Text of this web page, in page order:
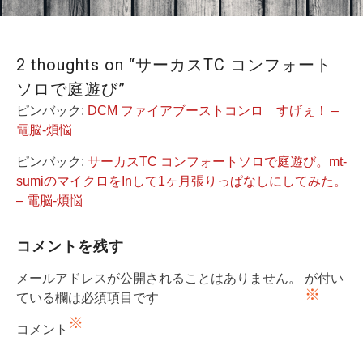
ビ
ー
シ
ョ
ン
2 thoughts on “サーカスTC コンフォート
ソロで庭遊び”
ピンバック: DCM ファイアブーストコンロ すげぇ！ –
電脳-煩悩
ピンバック: サーカスTC コンフォートソロで庭遊び。mt-
sumiのマイクロをInして1ヶ月張りっぱなしにしてみた。
– 電脳-煩悩
コメントを残す
メールアドレスが公開されることはありません。
※
が付い
ている欄は必須項目です
コメント ※